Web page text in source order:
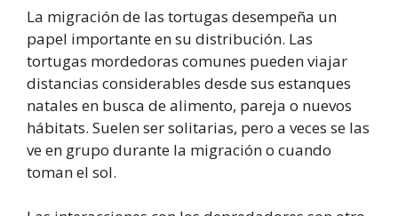
La migración de las tortugas desempeña un
papel importante en su distribución. Las
tortugas mordedoras comunes pueden viajar
distancias considerables desde sus estanques
natales en busca de alimento, pareja o nuevos
hábitats. Suelen ser solitarias, pero a veces se las
ve en grupo durante la migración o cuando
toman el sol.